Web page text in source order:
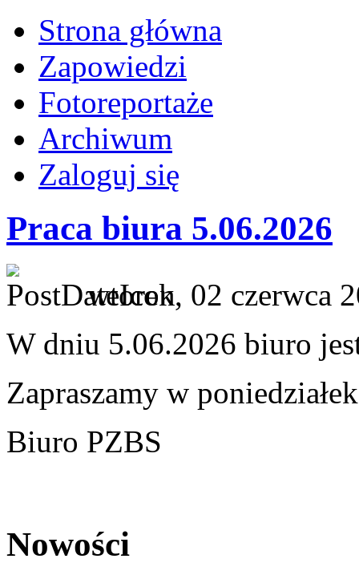
Strona główna
Zapowiedzi
Fotoreportaże
Archiwum
Zaloguj się
Praca biura 5.06.2026
wtorek, 02 czerwca
W dniu 5.06.2026 biuro
Zapraszamy w
Biuro PZBS
Nowości